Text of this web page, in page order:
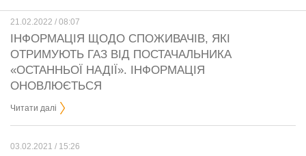
21.02.2022 / 08:07
ІНФОРМАЦІЯ ЩОДО СПОЖИВАЧІВ, ЯКІ
ОТРИМУЮТЬ ГАЗ ВІД ПОСТАЧАЛЬНИКА
«ОСТАННЬОЇ НАДІЇ». ІНФОРМАЦІЯ
ОНОВЛЮЄТЬСЯ
Читати далі
03.02.2021 / 15:26